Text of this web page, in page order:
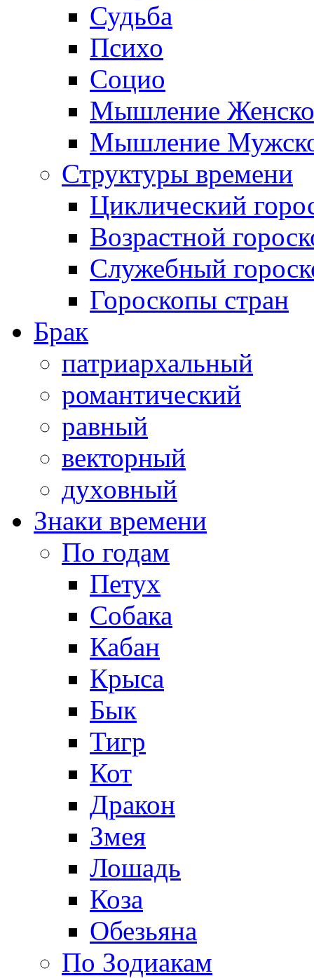
Судьба
Психо
Социо
Мышление
Мышление
Структуры времени
Циклический
Возрастной
Служебный
Гороскопы стран
Брак
патриархальный
романтический
равный
векторный
духовный
Знаки времени
По годам
Петух
Собака
Кабан
Крыса
Бык
Тигр
Кот
Дракон
Змея
Лошадь
Коза
Обезьяна
По Зодиакам